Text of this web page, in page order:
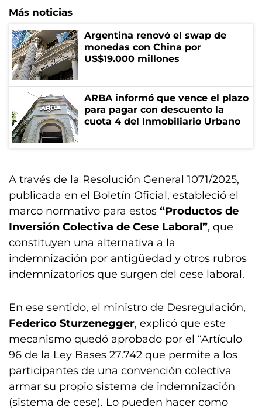
Más noticias
Argentina renovó el swap de
monedas con China por
US$19.000 millones
ARBA informó que vence el plazo
para pagar con descuento la
cuota 4 del Inmobiliario Urbano
A través de la Resolución General 1071/2025,
publicada en el Boletín Oficial, estableció el
marco normativo para estos “Productos de
Inversión Colectiva de Cese Laboral”, que
constituyen una alternativa a la
indemnización por antigüedad y otros rubros
indemnizatorios que surgen del cese laboral.
En ese sentido, el ministro de Desregulación,
Federico Sturzenegger, explicó que este
mecanismo quedó aprobado por el “Artículo
96 de la Ley Bases 27.742 que permite a los
participantes de una convención colectiva
armar su propio sistema de indemnización
(sistema de cese). Lo pueden hacer como